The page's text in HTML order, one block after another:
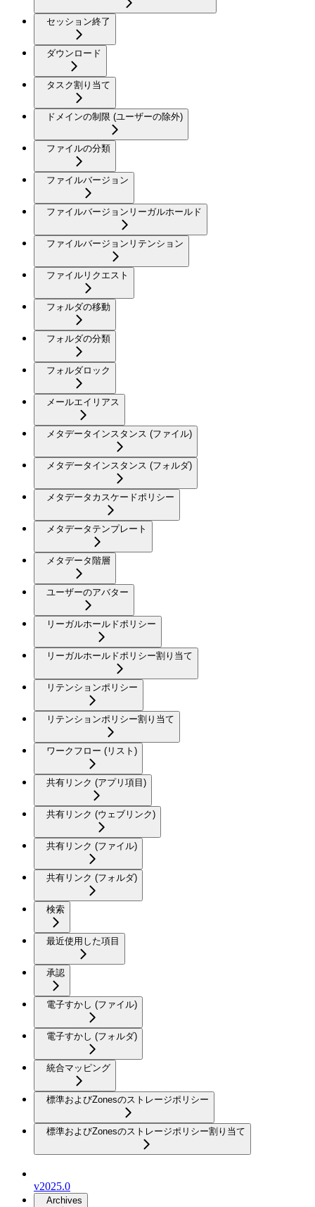
セッション終了
ダウンロード
タスク割り当て
ドメインの制限 (ユーザーの除外)
ファイルの分類
ファイルバージョン
ファイルバージョンリーガルホールド
ファイルバージョンリテンション
ファイルリクエスト
フォルダの移動
フォルダの分類
フォルダロック
メールエイリアス
メタデータインスタンス (ファイル)
メタデータインスタンス (フォルダ)
メタデータカスケードポリシー
メタデータテンプレート
メタデータ階層
ユーザーのアバター
リーガルホールドポリシー
リーガルホールドポリシー割り当て
リテンションポリシー
リテンションポリシー割り当て
ワークフロー (リスト)
共有リンク (アプリ項目)
共有リンク (ウェブリンク)
共有リンク (ファイル)
共有リンク (フォルダ)
検索
最近使用した項目
承認
電子すかし (ファイル)
電子すかし (フォルダ)
統合マッピング
標準およびZonesのストレージポリシー
標準およびZonesのストレージポリシー割り当て
v2025.0
Archives